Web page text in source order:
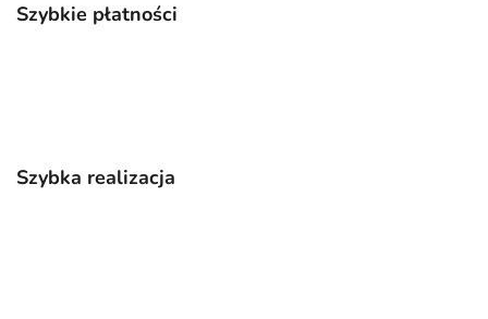
Szybkie płatności
Szybka realizacja